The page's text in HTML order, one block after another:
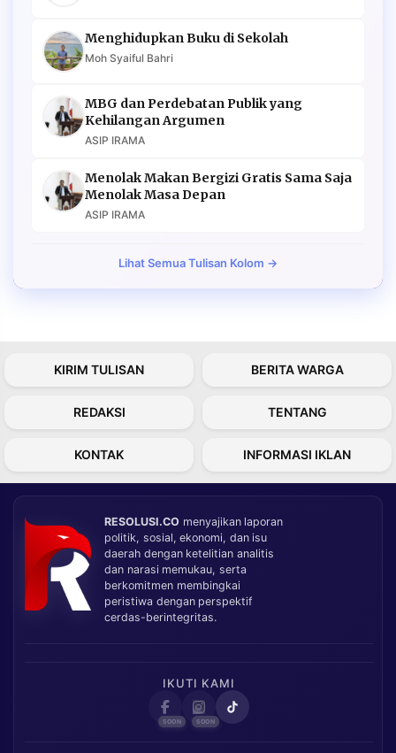
Menghidupkan Buku di Sekolah
Moh Syaiful Bahri
MBG dan Perdebatan Publik yang
Kehilangan Argumen
ASIP IRAMA
Menolak Makan Bergizi Gratis Sama Saja
Menolak Masa Depan
ASIP IRAMA
Lihat Semua Tulisan Kolom →
KIRIM TULISAN BERITA WARGA
REDAKSI TENTANG
KONTAK INFORMASI IKLAN
RESOLUSI.CO menyajikan laporan
politik, sosial, ekonomi, dan isu
daerah dengan ketelitian analitis
dan narasi memukau, serta
berkomitmen membingkai
peristiwa dengan perspektif
cerdas-berintegritas.
IKUTI KAMI